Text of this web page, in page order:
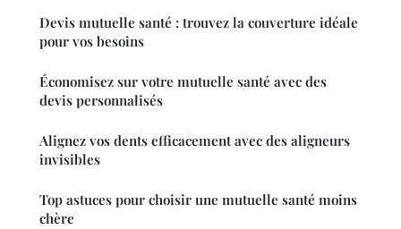
Devis mutuelle santé : trouvez la couverture idéale
pour vos besoins
Économisez sur votre mutuelle santé avec des
devis personnalisés
Alignez vos dents efficacement avec des aligneurs
invisibles
Top astuces pour choisir une mutuelle santé moins
chère